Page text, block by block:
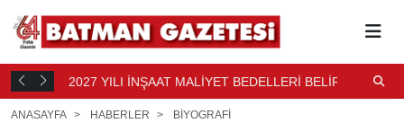
15 SAAT 2027 YILI İNŞAAT MALİYET BEDELLERİ BELİRLENDİ
ANASAYFA HABERLER BİYOGRAFİ